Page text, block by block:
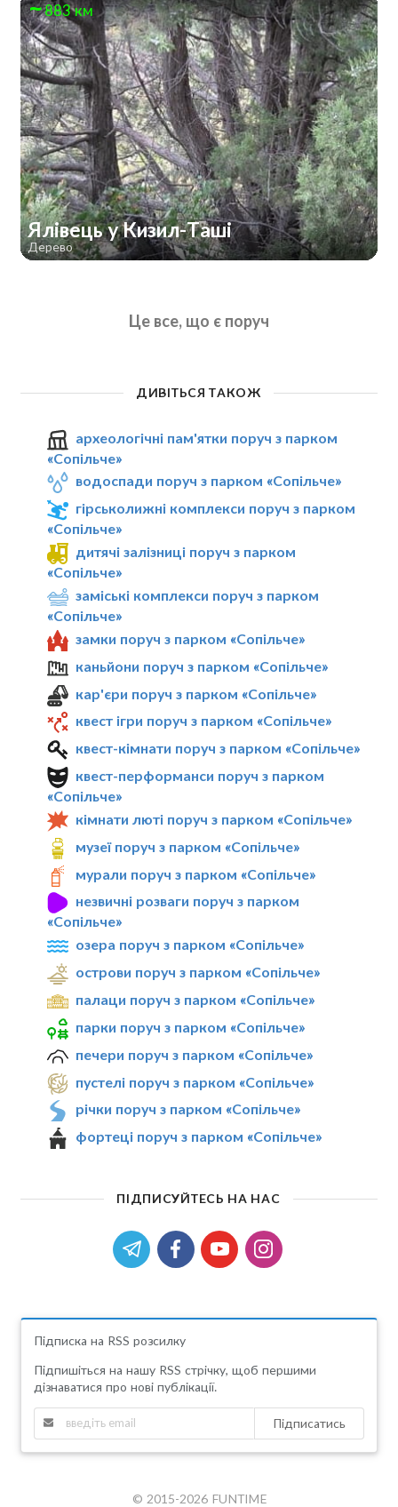
883 км
Ялівець у Кизил-Таші
Дерево
Це все, що є поруч
ДИВІТЬСЯ ТАКОЖ
археологічні пам'ятки поруч з парком
«Сопільче»
водоспади поруч з парком «Сопільче»
гірськолижні комплекси поруч з парком
«Сопільче»
дитячі залізниці поруч з парком
«Сопільче»
заміські комплекси поруч з парком
«Сопільче»
замки поруч з парком «Сопільче»
каньйони поруч з парком «Сопільче»
кар'єри поруч з парком «Сопільче»
квест ігри поруч з парком «Сопільче»
квест-кімнати поруч з парком «Сопільче»
квест-перформанси поруч з парком
«Сопільче»
кімнати люті поруч з парком «Сопільче»
музеї поруч з парком «Сопільче»
мурали поруч з парком «Сопільче»
незвичні розваги поруч з парком
«Сопільче»
озера поруч з парком «Сопільче»
острови поруч з парком «Сопільче»
палаци поруч з парком «Сопільче»
парки поруч з парком «Сопільче»
печери поруч з парком «Сопільче»
пустелі поруч з парком «Сопільче»
річки поруч з парком «Сопільче»
фортеці поруч з парком «Сопільче»
ПІДПИСУЙТЕСЬ НА НАС
Підписка на RSS розсилку
Підпишіться на нашу RSS стрічку, щоб першими
дізнаватися про нові публікації.
Підписатись
© 2015-2026 FUNTIME